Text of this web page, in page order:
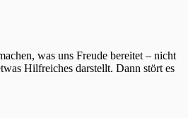
was uns Freude bereitet – nicht
Hilfreiches darstellt. Dann stört es